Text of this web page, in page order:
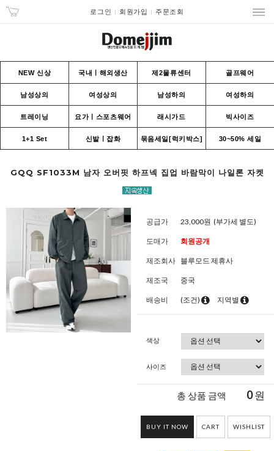
로그인 회원가입 주문조회
NEW 신상 국내ㅣ해외생산 제2물류센터 골프웨어
남성상의 여성상의 남성하의 여성하의
트레이닝 요가ㅣ스포츠웨어 래시가드 빅사이즈
1+1 Set 신발ㅣ잡화 묶음세일[럭키박스] 30~50% 세일
GQQ SF1033M 남자 오버핏 하프넥 집업 바람막이 나일론 자켓
공급가 23,000원 (부가세 별도)
도매가 회원공개
제조회사 블루모드 제휴사
제조국 중국
배송비 (조건) 지역별
색상
사이즈
총 상품 금액 0원
BUY IT NOW CART WISHLIST